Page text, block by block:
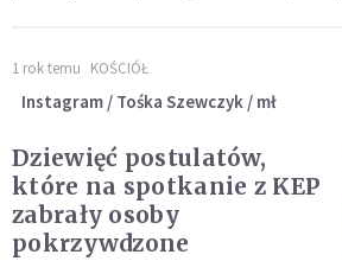
1 rok temu KOŚCIÓŁ
Instagram / Tośka Szewczyk / mł
Dziewięć postulatów,
które na spotkanie z KEP
zabrały osoby
pokrzywdzone